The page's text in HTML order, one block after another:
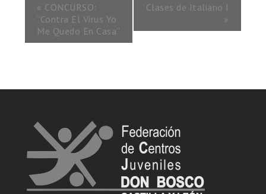
« CONCURSO:
“Contra El Virus Yo
Me Quedo En Casa”
Clases de Italiano I
»